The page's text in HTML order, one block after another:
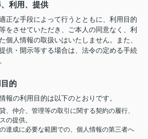
利用、提供
正な手段によって行うとともに、利用目的
をさせていただき、ご本人の同意なく、利
個人情報の取扱いはいたしません。また、
供・開示等する場合は、法令の定める手続
的
報の利用目的は以下のとおりです。
、仲介、管理等の取引に関する契約の履行、
の提供。
達成に必要な範囲での、個人情報の第三者へ